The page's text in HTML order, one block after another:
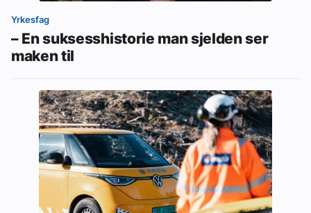
Yrkesfag
– En suksesshistorie man sjelden ser
maken til